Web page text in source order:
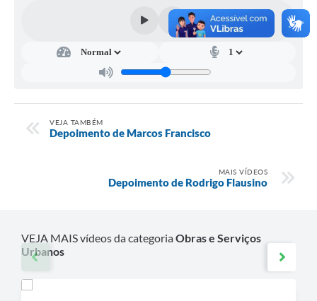
VEJA TAMBÉM
Depoimento de Marcos Francisco
MAIS VÍDEOS
Depoimento de Rodrigo Flausino
VEJA MAIS vídeos da categoriaObras e Serviços
Urbanos